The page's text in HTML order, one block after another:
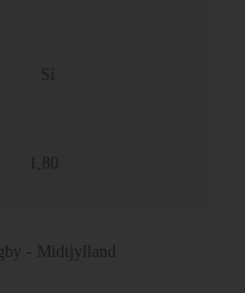
Sí
1,80
- Midtjylland